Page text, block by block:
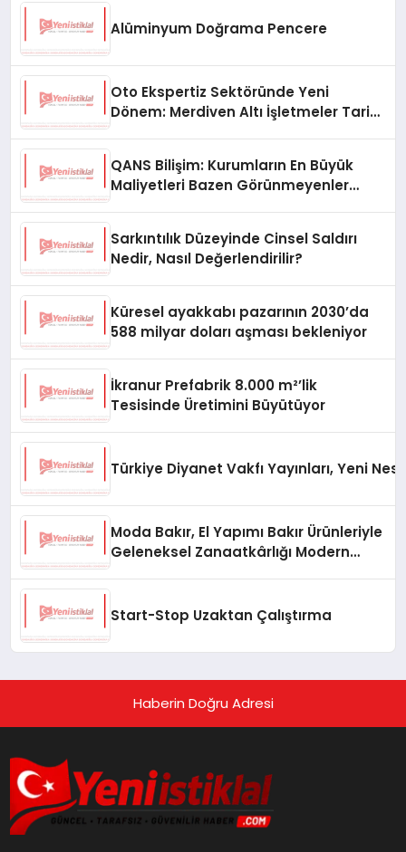
Alüminyum Doğrama Pencere
Oto Ekspertiz Sektöründe Yeni
Dönem: Merdiven Altı İşletmeler Tarih
QANS Bilişim: Kurumların En Büyük
Maliyetleri Bazen Görünmeyenler
Sarkıntılık Düzeyinde Cinsel Saldırı
Nedir, Nasıl Değerlendirilir?
Küresel ayakkabı pazarının 2030’da
588 milyar doları aşması bekleniyor
İkranur Prefabrik 8.000 m²’lik
Tesisinde Üretimini Büyütüyor
Türkiye Diyanet Vakfı Yayınları, Yeni
Moda Bakır, El Yapımı Bakır Ürünleriyle
Geleneksel Zanaatkârlığı Modern
Start-Stop Uzaktan Çalıştırma
Haberin Doğru Adresi